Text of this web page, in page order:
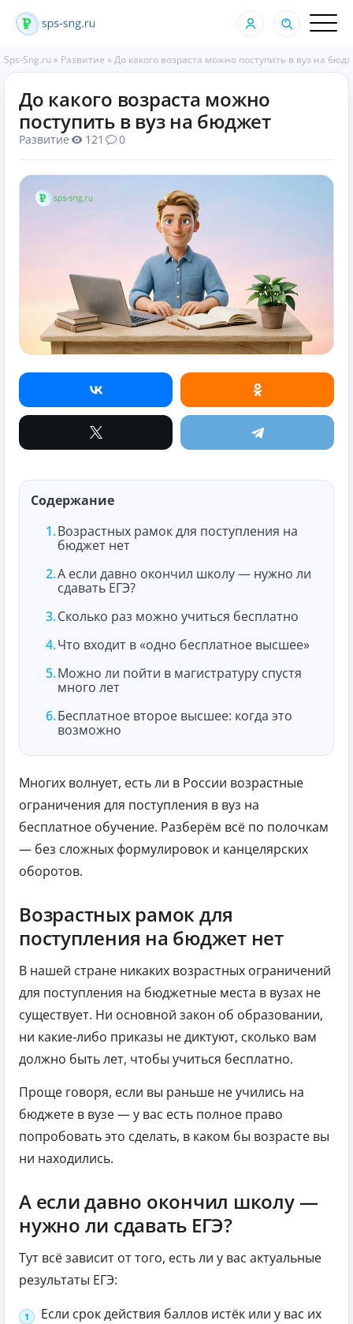
Sps-Sng.ru » Развитие »До какого возраста можно поступить в вуз на
До какого возраста можно
поступить в вуз на бюджет
Развитие 121 0
Содержание
Возрастных рамок для поступления на
бюджет нет
А если давно окончил школу — нужно ли
сдавать ЕГЭ?
Сколько раз можно учиться бесплатно
Что входит в «одно бесплатное высшее»
Можно ли пойти в магистратуру спустя
много лет
Бесплатное второе высшее: когда это
возможно
Многих волнует, есть ли в России возрастные
ограничения для поступления в вуз на
бесплатное обучение. Разберём всё по полочкам
— без сложных формулировок и канцелярских
оборотов.
Возрастных рамок для
поступления на бюджет нет
В нашей стране никаких возрастных ограничений
для поступления на бюджетные места в вузах не
существует. Ни основной закон об образовании,
ни какие‑либо приказы не диктуют, сколько вам
должно быть лет, чтобы учиться бесплатно.
Проще говоря, если вы раньше не учились на
бюджете в вузе — у вас есть полное право
попробовать это сделать, в каком бы возрасте вы
ни находились.
А если давно окончил школу —
нужно ли сдавать ЕГЭ?
Тут всё зависит от того, есть ли у вас актуальные
результаты ЕГЭ:
Если срок действия баллов истёк или у вас их